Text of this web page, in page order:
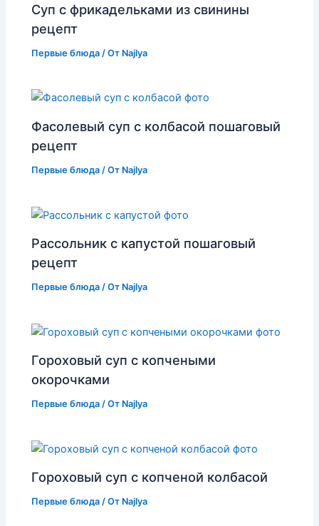
Суп с фрикадельками из свинины
рецепт
Первые блюда / От Najlya
Фасолевый суп с колбасой пошаговый
рецепт
Первые блюда / От Najlya
Рассольник с капустой пошаговый
рецепт
Первые блюда / От Najlya
Гороховый суп с копчеными
окорочками
Первые блюда / От Najlya
Гороховый суп с копченой колбасой
Первые блюда / От Najlya